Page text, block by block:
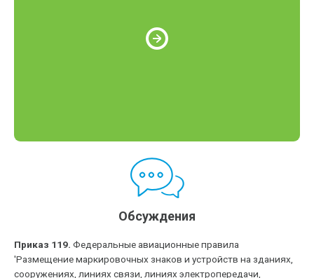
Обсуждения
Приказ 119. Федеральные авиационные правила
'Размещение маркировочных знаков и устройств на зданиях,
сооружениях, линиях связи, линиях электропередачи,